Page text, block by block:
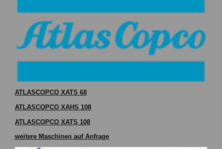
ATLASCOPCO XATS 68
ATLASCOPCO XAHS 108
ATLASCOPCO XATS 108
weitere Maschinen auf Anfrage